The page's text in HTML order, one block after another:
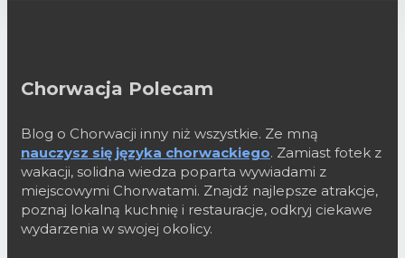
Chorwacja Polecam
Blog o Chorwacji inny niż wszystkie. Ze mną
nauczysz się języka chorwackiego. Zamiast fotek z
wakacji, solidna wiedza poparta wywiadami z
miejscowymi Chorwatami. Znajdź najlepsze atrakcje,
poznaj lokalną kuchnię i restauracje, odkryj ciekawe
wydarzenia w swojej okolicy.